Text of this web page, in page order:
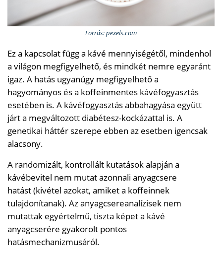
Forrás: pexels.com
Ez a kapcsolat függ a kávé mennyiségétől, mindenhol
a világon megfigyelhető, és mindkét nemre egyaránt
igaz. A hatás ugyanúgy megfigyelhető a
hagyományos és a koffeinmentes kávéfogyasztás
esetében is. A kávéfogyasztás abbahagyása együtt
járt a megváltozott diabétesz-kockázattal is. A
genetikai háttér szerepe ebben az esetben igencsak
alacsony.
A randomizált, kontrollált kutatások alapján a
kávébevitel nem mutat azonnali anyagcsere
hatást (kivétel azokat, amiket a koffeinnek
tulajdonítanak). Az anyagcsereanalízisek nem
mutattak egyértelmű, tiszta képet a kávé
anyagcserére gyakorolt pontos
hatásmechanizmusáról.